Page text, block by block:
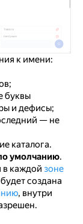
к имени:
буквы
и дефисы;
— не
каталога.
умолчанию.
в каждой зоне
создана
, внутри